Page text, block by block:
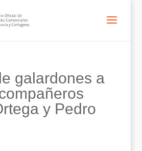
galardones a
y Pedro